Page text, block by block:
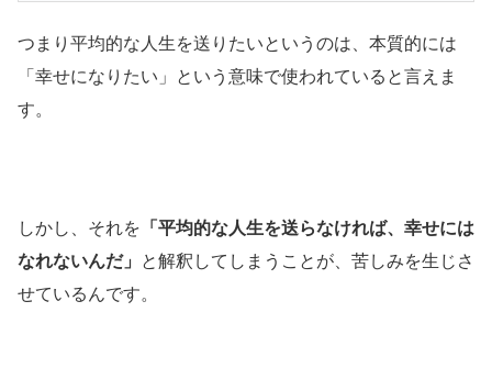
つまり平均的な人生を送りたいというのは、本質的には
「幸せになりたい」という意味で使われていると言えま
す。
しかし、それを 「平均的な人生を送らなければ、幸せには
なれないんだ」
と解釈してしまうことが、苦しみを生じさ
せているんです。